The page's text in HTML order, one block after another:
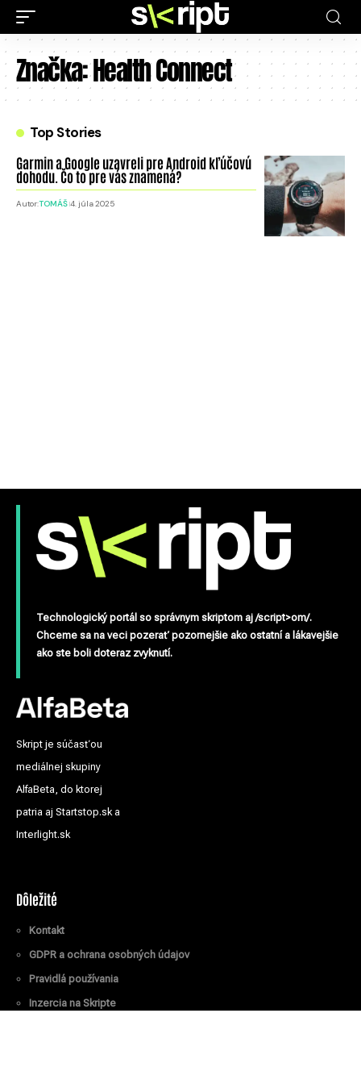
Značka:Health Connect
Top Stories
Garmin a Google uzavreli pre Android kľúčovú
dohodu. Čo to pre vás znamená?
Autor:TOMÁŠ 4. júla 2025
Technologický portál so správnym skriptom aj /script>om/.
Chceme sa na veci pozerať pozornejšie ako ostatní a lákavejšie
ako ste boli doteraz zvyknutí.
Skript je súčasťou
mediálnej skupiny
AlfaBeta, do ktorej
patria aj Startstop.sk a
Interlight.sk
Dôležité
Kontakt
GDPR a ochrana osobných údajov
Pravidlá používania
Inzercia na Skripte